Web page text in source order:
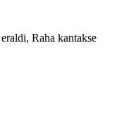
Raha kantakse